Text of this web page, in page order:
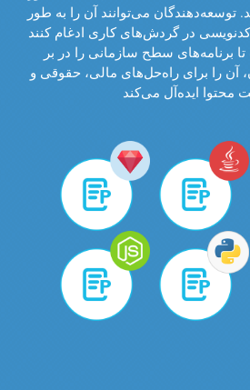
توسعه‌دهندگان می‌توانند آن را به طور
کدنویسی در گردش‌های کاری ادغام کنند
برنامه‌های سطح سازمانی را در بر
آن را برای راه‌حل‌های مالی، حقوقی و